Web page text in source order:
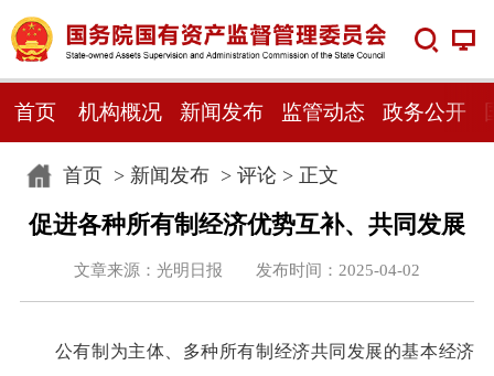
首页 机构概况 新闻发布 监管动态 政务公开
首页> 新闻发布> 评论 > 正文
促进各种所有制经济优势互补、共同发展
文章来源：光明日报 发布时间：2025-04-02
公有制为主体、多种所有制经济共同发展的基本经济